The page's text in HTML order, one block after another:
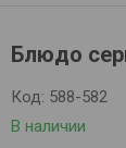
Блюдо
В наличии
Код: 588-582